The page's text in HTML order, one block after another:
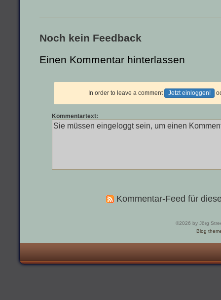
Noch kein Feedback
Einen Kommentar hinterlassen
In order to leave a comment Jetzt einloggen!
Kommentartext:
Kommentar-Feed für
©2026 by Jörg
Blog